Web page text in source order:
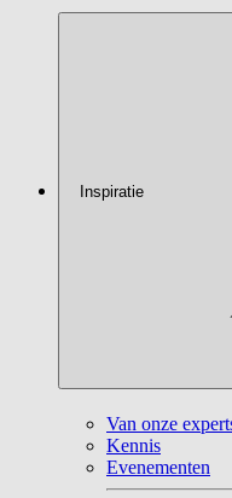
Inspiratie
Van onze
Kennis
Evenementen